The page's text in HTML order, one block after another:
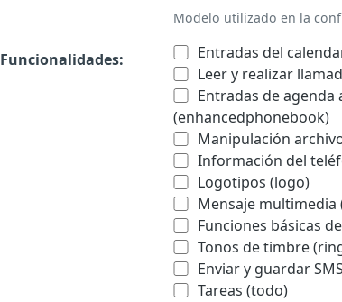
Modelo utilizado en la
Funcionalidades:
Entradas del
Leer y realizar
Entradas de
(enhancedphonebook)
Manipulación
Información del
Logotipos (logo)
Mensaje multimedia
Funciones básicas
Tonos de timbre
Enviar y guardar
Tareas (todo)